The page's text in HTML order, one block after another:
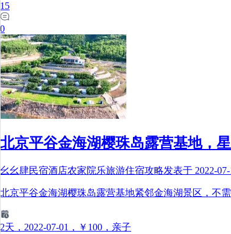
15
0
北京平谷金海湖樱珠岛露营基地，
幺幺肆民宿酒店农家院乐旅游住宿攻略发表于 2022-
北京平谷金海湖樱珠岛露营基地紧邻金海湖景区，不
2天 ，2022-07-01 ，￥100 ，亲子